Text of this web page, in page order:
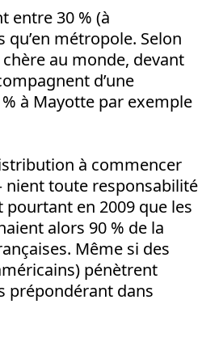
entre 30 % (à
qu’en métropole. Selon
au monde, devant
d’une
à Mayotte par exemple
à commencer
nient toute responsabilité
pourtant en 2009 que les
alors 90 % de la
Même si des
pénètrent
prépondérant dans